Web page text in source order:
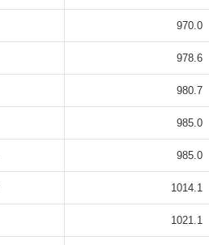
970.0
978.6
980.7
985.0
985.0
1014.1
1021.1